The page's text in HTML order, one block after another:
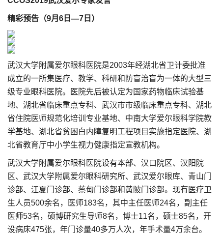
精彩预告（9月6日—7日）
武汉大学附属爱尔眼科医院是2003年经湖北省卫计委批准
成立的一所集医疗、教学、科研和防盲治盲为一体的大型三
级专业眼科医院。医院先后被认定为国家药物临床试验基
地、湖北省临床重点专科、武汉市市级临床重点专科、湖北
省住院医师规范化培训专业基地、中南大学爱尔眼科学院教
学基地、湖北省贫困白内障复明工程项目实施指定医院、湖
北省教育厅中小学生视力健康指定宣教机构。
武汉大学附属爱尔眼科医院设有本部、汉口院区、汉阳院
区、武汉大学附属爱尔眼科研究所、武汉爱尔眼库、青山门
诊部、江夏门诊部、蔡甸门诊部和黄陂门诊部。现有医疗卫
生人员500余名，医师183名，其中主任医师24名，副主任
医师53名，硕博研究生导师8名，博士11名，硕士85名，开
设病床475张，年门诊量40多万人次，年手术量4万余台。